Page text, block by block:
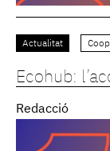
Actualitat
Ecohub:
Redacció